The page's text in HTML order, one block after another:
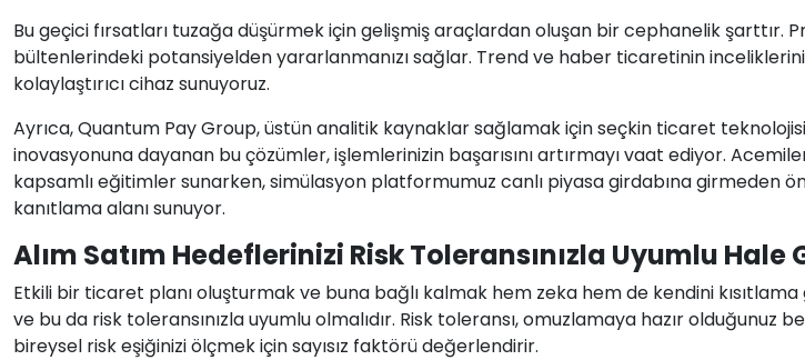
Bu geçici fırsatları tuzağa düşürmek için gelişmiş araçlardan oluşan bir cephanelik şarttır.
bültenlerindeki potansiyelden yararlanmanızı sağlar. Trend ve haber ticaretinin
kolaylaştırıcı cihaz sunuyoruz.
Ayrıca, Quantum Pay Group, üstün analitik kaynaklar sağlamak için seçkin ticaret
inovasyonuna dayanan bu çözümler, işlemlerinizin başarısını artırmayı vaat ediyor.
kapsamlı eğitimler sunarken, simülasyon platformumuz canlı piyasa girdabına girmeden
kanıtlama alanı sunuyor.
Alım Satım Hedeflerinizi Risk Toleransınızla Uyumlu Hale
Etkili bir ticaret planı oluşturmak ve buna bağlı kalmak hem zeka hem de kendini
ve bu da risk toleransınızla uyumlu olmalıdır. Risk toleransı, omuzlamaya hazır olduğunuz
bireysel risk eşiğinizi ölçmek için sayısız faktörü değerlendirir.